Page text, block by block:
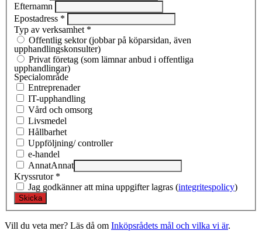
Efternamn
Epostadress *
Typ av verksamhet *
Offentlig sektor (jobbar på köparsidan, även
upphandlingskonsulter)
Privat företag (som lämnar anbud i offentliga
upphandlingar)
Specialområde
Entreprenad­er
IT-upphandling
Vård och omsorg
Livsmedel
Hållbarhet
Uppföljning/ controller
e-handel
AnnatAnnat
Kryssrutor *
Jag godkänner att mina uppgifter lagras (integritespolicy)
Vill du veta mer? Läs då om Inköpsrådets mål och vilka vi är.